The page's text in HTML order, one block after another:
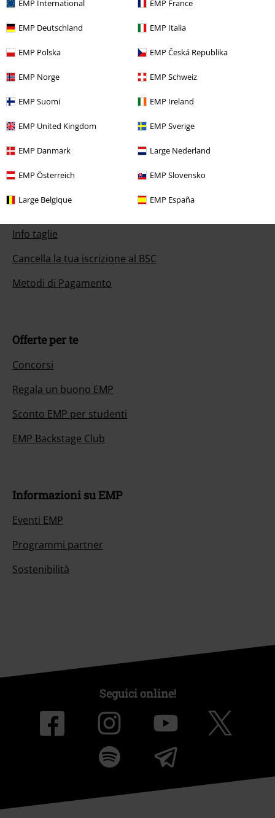
EMP International EMP France
EMP Deutschland EMP Italia
EMP Polska EMP Česká Republika
EMP Norge EMP Schweiz
EMP Suomi EMP Ireland
EMP United Kingdom EMP Sverige
EMP Danmark Large Nederland
EMP Österreich EMP Slovensko
Large Belgique EMP España
Il nostro servizio clienti è qui per te
festivi).Informazioni ulteriori
Inizia la chat
Servizio Clienti
Info taglie
Cancella la tua iscrizione al BSC
Metodi di Pagamento
Offerte per te
Concorsi
Regala un buono EMP
Sconto EMP per studenti
EMP Backstage Club
Informazioni su EMP
Eventi EMP
Programmi partner
Sostenibilità
Seguici online!